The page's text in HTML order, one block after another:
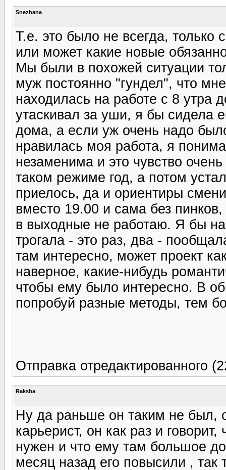
Snezhana
Т.е. это было не всегда, только
или может какие новые
Мы были в похожей ситуации
муж постоянно "гундел", что
находилась на работе с 8 утра
утаскивал за уши, я бы сидела
дома, а если уж очень надо
нравилась моя работа, я
незаменима и это чувство
таком режиме год, а потом
приелось, да и ориентиры
вместо 19.00 и сама без
в выходные не работаю. Я бы
трогала - это раз, два -
там интересно, может проект
наверное, какие-нибудь
чтобы ему было интересно. В
попробуй разные методы, тем
Отправка отредактированного
Raksha
Ну да раньше он таким не был,
карьерист, он как раз и
нужен и что ему там большое
месяц назад его повысили , так